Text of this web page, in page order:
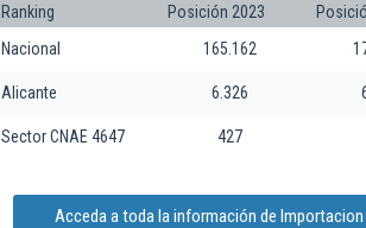
Ranking Posición 2023
Nacional
165.162
Alicante 6.326
Sector CNAE 4647 427
Acceda a toda la información de